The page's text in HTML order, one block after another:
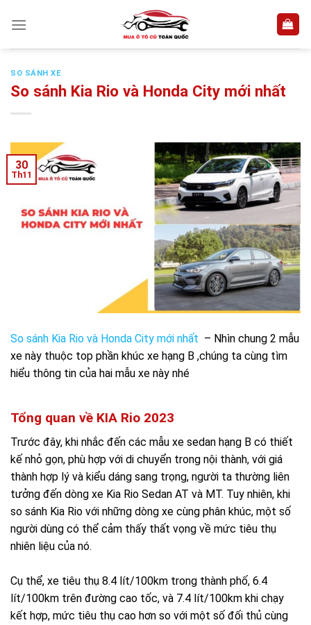
SO SÁNH XE
So sánh Kia Rio và Honda City mới nhất
30
Th11
So sánh Kia Rio và Honda City mới nhất – Nhìn chung 2 mẫu
xe này thuộc top phần khúc xe hạng B ,chúng ta cùng tìm
hiểu thông tin của hai mẫu xe này nhé
Tổng quan về KIA Rio 2023
Trước đây, khi nhắc đến các mẫu xe sedan hạng B có thiết
kế nhỏ gọn, phù hợp với di chuyển trong nội thành, với giá
thành hợp lý và kiểu dáng sang trọng, người ta thường liên
tưởng đến dòng xe Kia Rio Sedan AT và MT. Tuy nhiên, khi
so sánh Kia Rio với những dòng xe cùng phân khúc, một số
người dùng có thể cảm thấy thất vọng về mức tiêu thụ
nhiên liệu của nó.
Cụ thể, xe tiêu thụ 8.4 lít/100km trong thành phố, 6.4
lít/100km trên đường cao tốc, và 7.4 lít/100km khi chạy
kết hợp, mức tiêu thụ cao hơn so với một số đối thủ cùng